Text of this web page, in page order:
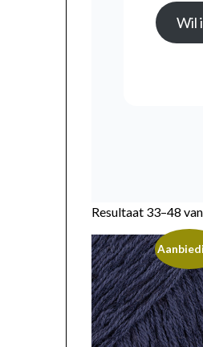
Wil
Resultaat 33–48